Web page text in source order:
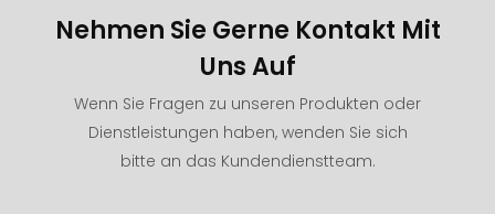
Nehmen Sie Gerne Kontakt Mit
Uns Auf
Wenn Sie Fragen zu unseren Produkten oder
Dienstleistungen haben, wenden Sie sich
bitte an das Kundendienstteam.